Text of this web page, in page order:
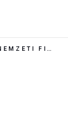
REFORMÁCIÓ GÁLAEST - AZ URÁNIA NEMZETI FILMSZÍNHÁZBAN